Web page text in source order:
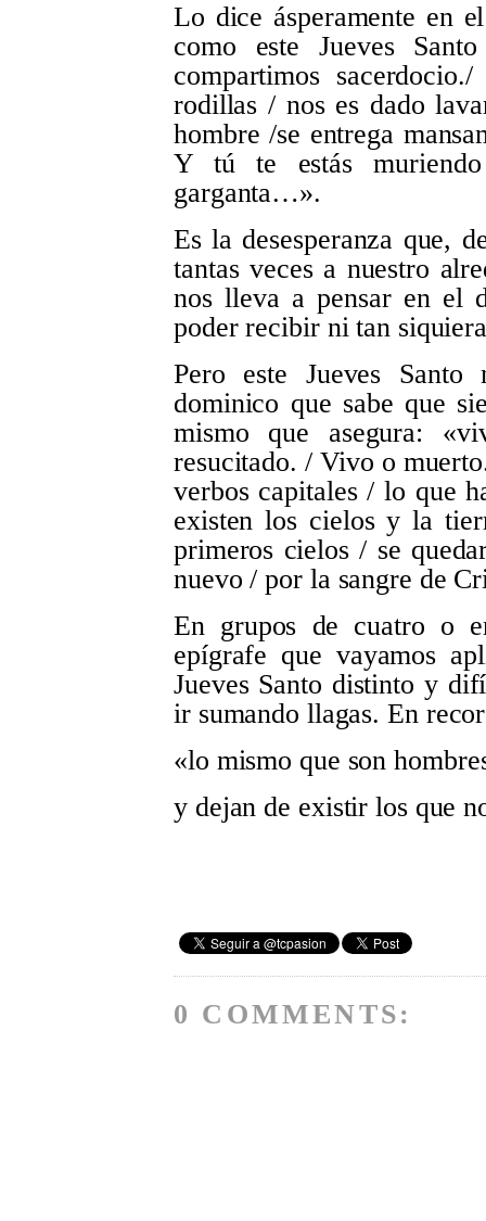
Lo dice ásperamente en
como este Jueves
compartimos
rodillas / nos es dado
hombre /se entrega
Y tú te estás
garganta…».
Es la desesperanza que,
tantas veces a nuestro
nos lleva a pensar en el
poder recibir ni tan
Pero este Jueves
dominico que sabe que
mismo que asegura:
resucitado. / Vivo o
verbos capitales / lo que
existen los cielos y la
primeros cielos / se
nuevo / por la sangre de
En grupos de cuatro o
epígrafe que vayamos
Jueves Santo distinto y
ir sumando llagas. En
«lo mismo que son
y dejan de existir los que
0 COMMENTS: